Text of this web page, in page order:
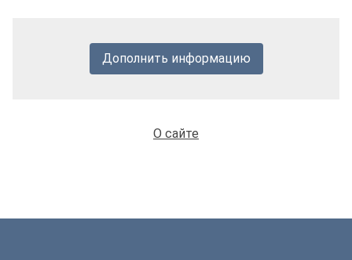
Дополнить информацию
О сайте